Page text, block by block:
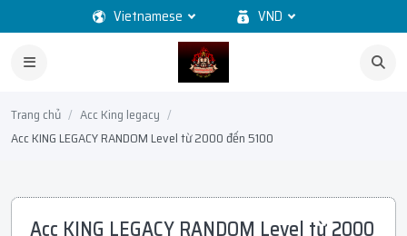
Vietnamese VND
Trang chủ
Acc King legacy
Acc KING LEGACY RANDOM Level từ 2000 đến 5100
Acc KING LEGACY RANDOM Level từ 2000